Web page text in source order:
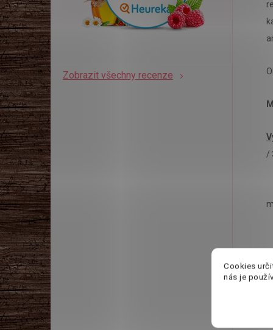
Cookies
nás je
Zobrazit všechny recenze
/